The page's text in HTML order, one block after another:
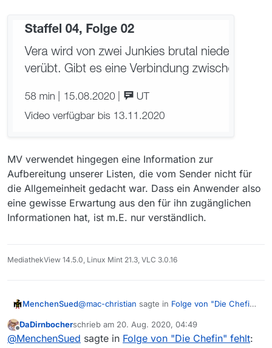
MV verwendet hingegen eine Information zur
Aufbereitung unserer Listen, die vom Sender nicht für
die Allgemeinheit gedacht war. Dass ein Anwender also
eine gewisse Erwartung aus den für ihn zugänglichen
Informationen hat, ist m.E. nur verständlich.
MediathekView 14.5.0, Linux Mint 21.3, VLC 3.0.16
MenchenSued@mac-christian sagte in Folge von "Die Chefin"
Nicht das Programm “weicht von
Offline
DaDirnbocherschrieb am 20. Aug. 2020, 04:49
zuletzt editiert von
@MenchenSued sagte in Folge von "Die Chefin" fehlt: